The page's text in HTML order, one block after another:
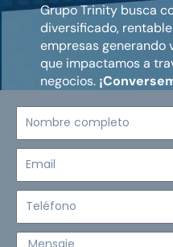
Grupo Trinity busca
diversificado,
empresas generando
que impactamos a
negocios.
Mensaje